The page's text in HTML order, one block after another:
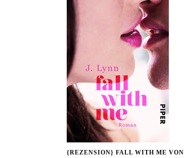
{REZENSION} FALL WITH ME VON